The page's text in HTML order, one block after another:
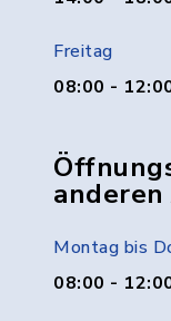
Freitag
08:00 -
Montag bis
08:00 -